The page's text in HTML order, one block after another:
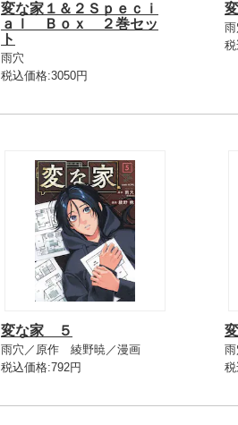
変な家１＆２Ｓｐｅｃｉ
ａｌ Ｂｏｘ ２巻セッ
ト
雨穴
税込価格:3050円
雨
税
変な家 ５
雨穴／原作 綾野暁／漫画
税込価格:792円
雨
税